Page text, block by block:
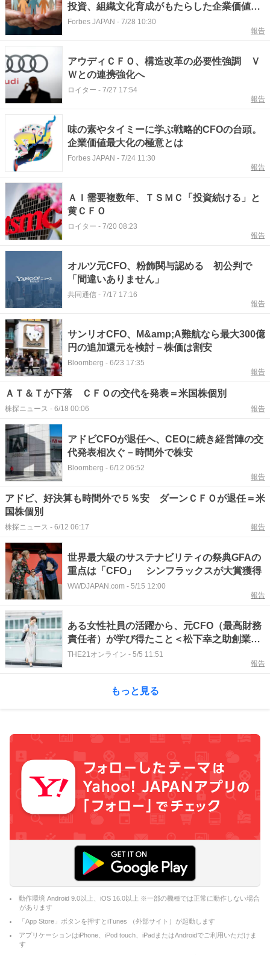
投資、組織文化育成がもたらした企業価値向
上
Forbes JAPAN - 7/28 10:30
報告
アウディＣＦＯ、構造改革の必要性強調 Ｖ
Ｗとの連携強化へ
ロイター - 7/27 17:54
報告
味の素やタイミーに学ぶ戦略的CFOの台頭。
企業価値最大化の極意とは
Forbes JAPAN - 7/24 11:30
報告
ＡＩ需要複数年、ＴＳＭＣ「投資続ける」と
黄ＣＦＯ
ロイター - 7/20 08:23
報告
オルツ元CFO、粉飾関与認める 初公判で
「間違いありません」
共同通信 - 7/17 17:16
報告
サンリオCFO、M&amp;A難航なら最大300億
円の追加還元を検討－株価は割安
Bloomberg - 6/23 17:35
報告
ＡＴ＆Ｔが下落 ＣＦＯの交代を発表＝米国株個別
株探ニュース - 6/18 00:06 報告
アドビCFOが退任へ、CEOに続き経営陣の交
代発表相次ぐ－時間外で株安
Bloomberg - 6/12 06:52
報告
アドビ、好決算も時間外で５％安 ダーンＣＦＯが退任＝米
国株個別
株探ニュース - 6/12 06:17 報告
世界最大級のサステナビリティの祭典GFAの
重点は「CFO」 シンフラックスが大賞獲得
WWDJAPAN.com - 5/15 12:00
報告
ある女性社員の活躍から、元CFO（最高財務
責任者）が学び得たこと＜松下幸之助創業者
の教えとともに＞
THE21オンライン - 5/5 11:51
報告
もっと見る
動作環境 Android 9.0以上、iOS 16.0以上 ※一部の機種では正常に動作しない場合
があります
「App Store」ボタンを押すとiTunes （外部サイト）が起動します
アプリケーションはiPhone、iPod touch、iPadまたはAndroidでご利用いただけま
す